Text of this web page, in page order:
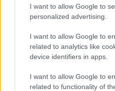
I want to allow Google to
personalized advertising.
I want to allow Google to
related to analytics like
device identifiers in apps.
I want to allow Google to
related to functionality of